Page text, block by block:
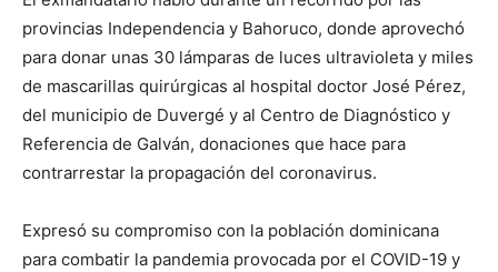
provincias Independencia y Bahoruco, donde aprovechó
para donar unas 30 lámparas de luces ultravioleta y miles
de mascarillas quirúrgicas al hospital doctor José Pérez,
del municipio de Duvergé y al Centro de Diagnóstico y
Referencia de Galván, donaciones que hace para
contrarrestar la propagación del coronavirus.
Expresó su compromiso con la población dominicana
para combatir la pandemia provocada por el COVID-19 y